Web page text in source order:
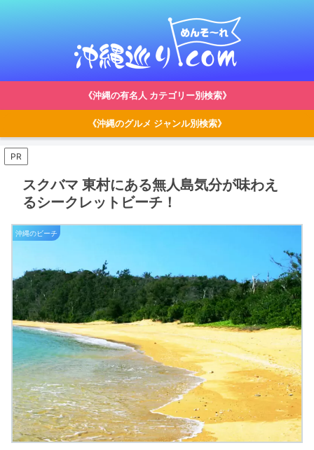
《沖縄の有名人 カテゴリー別検索》
《沖縄のグルメ ジャンル別検索》
PR
スクバマ 東村にある無人島気分が味わえ
るシークレットビーチ！
沖縄のビーチ